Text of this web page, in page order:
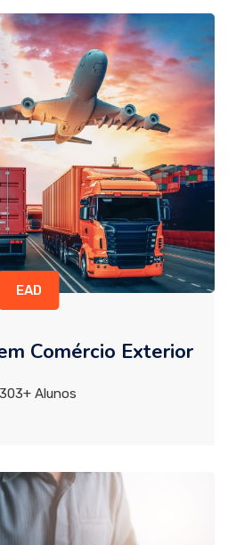
EAD
Comércio Exterior
303+ Alunos